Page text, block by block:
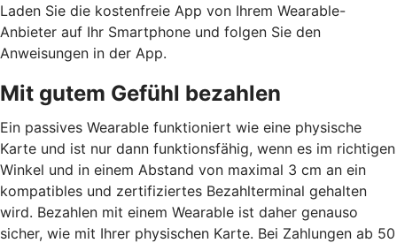
Laden Sie die kostenfreie App von Ihrem Wearable-
Anbieter auf Ihr Smartphone und folgen Sie den
Anweisungen in der App.
Mit gutem Gefühl bezahlen
Ein passives Wearable funktioniert wie eine physische
Karte und ist nur dann funktionsfähig, wenn es im richtigen
Winkel und in einem Abstand von maximal 3 cm an ein
kompatibles und zertifiziertes Bezahlterminal gehalten
wird. Bezahlen mit einem Wearable ist daher genauso
sicher, wie mit Ihrer physischen Karte. Bei Zahlungen ab 50